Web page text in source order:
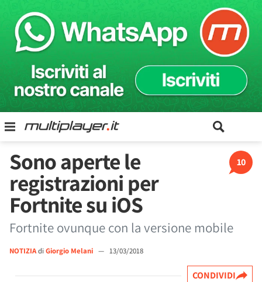
10
Sono aperte le
registrazioni per
Fortnite su iOS
Fortnite ovunque con la versione mobile
NOTIZIAdi Giorgio Melani — 13/03/2018
CONDIVIDI